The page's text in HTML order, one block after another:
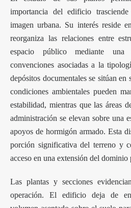
importancia del edificio
imagen urbana. Su interés reside
reorganiza las relaciones entre
espacio público mediante
convenciones asociadas a la
depósitos documentales se sitúan en
condiciones ambientales pueden
estabilidad, mientras que las áreas
administración se elevan sobre una
apoyos de hormigón armado. Esta
porción significativa del terreno y
acceso en una extensión del dominio
Las plantas y secciones
operación. El edificio deja de